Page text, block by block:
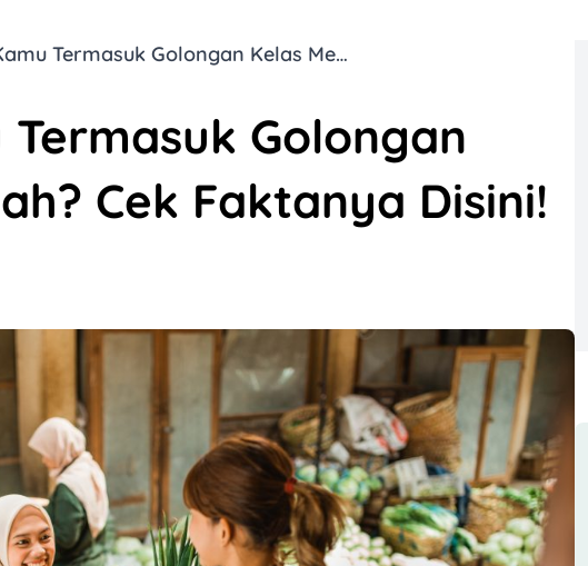
Apakah Kamu Termasuk Golongan Kelas Menengah? Cek Faktanya Disini!
Golongan
Cek Faktanya Disini!